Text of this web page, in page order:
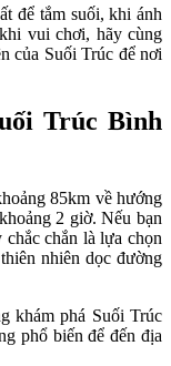
để tắm suối, khi ánh
vui chơi, hãy cùng
của Suối Trúc để nơi
Trúc Bình
85km về hướng
2 giờ. Nếu bạn
chắn là lựa chọn
nhiên dọc đường
khám phá Suối Trúc
phổ biến để đến địa